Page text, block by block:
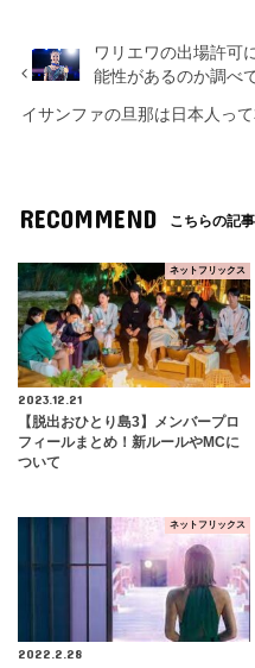
ワリエワの出場許可
能性があるのか調べ
イサンファの旦那は日本人っ
RECOMMEND こちらの記
ネットフリックス
2023.12.21
【脱出おひとり島3】メンバープロ
フィールまとめ！新ルールやMCに
ついて
ネットフリックス
2022.2.28